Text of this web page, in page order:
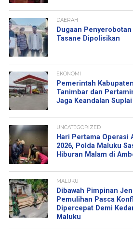
DAERAH
Dugaan
Tasane Dipolisikan
EKONOMI
Pemerintah
Tanimbar dan
Jaga Keandalan
UNCATEGORIZED
Hari Pertama Operasi
2026, Polda Maluku
Hiburan Malam di
MALUKU
Dibawah Pimpinan
Pemulihan Pasca
Dipercepat Demi
Maluku